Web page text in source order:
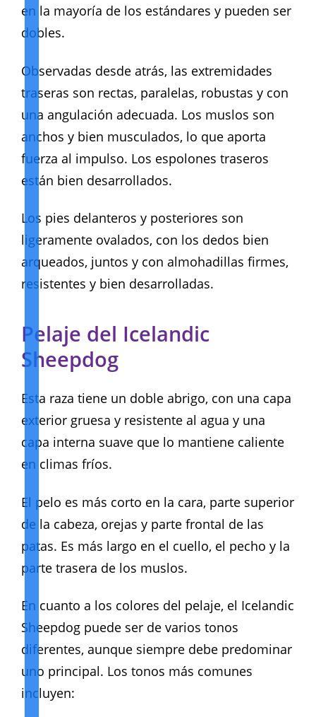
en la mayoría de los estándares y pueden ser
dobles.
Observadas desde atrás, las extremidades
traseras son rectas, paralelas, robustas y con
una angulación adecuada. Los muslos son
anchos y bien musculados, lo que aporta
fuerza al impulso. Los espolones traseros
están bien desarrollados.
Los pies delanteros y posteriores son
ligeramente ovalados, con los dedos bien
arqueados, juntos y con almohadillas firmes,
resistentes y bien desarrolladas.
Pelaje del Icelandic
Sheepdog
Esta raza tiene un doble abrigo, con una capa
exterior gruesa y resistente al agua y una
capa interna suave que lo mantiene caliente
en climas fríos.
El pelo es más corto en la cara, parte superior
de la cabeza, orejas y parte frontal de las
patas. Es más largo en el cuello, el pecho y la
parte trasera de los muslos.
En cuanto a los colores del pelaje, el Icelandic
Sheepdog puede ser de varios tonos
diferentes, aunque siempre debe predominar
uno principal. Los tonos más comunes
incluyen: